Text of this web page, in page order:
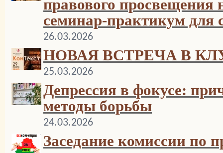
правового просвещения
семинар-практикум
26.03.2026
НОВАЯ ВСТРЕЧА В
25.03.2026
Депрессия в фокусе:
методы борьбы
24.03.2026
Заседание комиссии по